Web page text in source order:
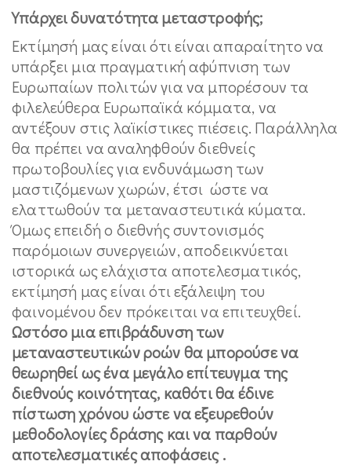
Υπάρχει δυνατότητα μεταστροφής;
Εκτίμησή μας είναι ότι είναι απαραίτητο να
υπάρξει μια πραγματική αφύπνιση των
Ευρωπαίων πολιτών για να μπορέσουν τα
φιλελεύθερα Ευρωπαϊκά κόμματα, να
αντέξουν στις λαϊκίστικες πιέσεις. Παράλληλα
θα πρέπει να αναληφθούν διεθνείς
πρωτοβουλίες για ενδυνάμωση των
μαστιζόμενων χωρών, έτσι ώστε να
ελαττωθούν τα μεταναστευτικά κύματα.
Όμως επειδή ο διεθνής συντονισμός
παρόμοιων συνεργειών, αποδεικνύεται
ιστορικά ως ελάχιστα αποτελεσματικός,
εκτίμησή μας είναι ότι εξάλειψη του
φαινομένου δεν πρόκειται να επιτευχθεί.
Ωστόσο μια επιβράδυνση των
μεταναστευτικών ροών θα μπορούσε να
θεωρηθεί ως ένα μεγάλο επίτευγμα της
διεθνούς κοινότητας, καθότι θα έδινε
πίστωση χρόνου ώστε να εξευρεθούν
μεθοδολογίες δράσης και να παρθούν
αποτελεσματικές αποφάσεις .